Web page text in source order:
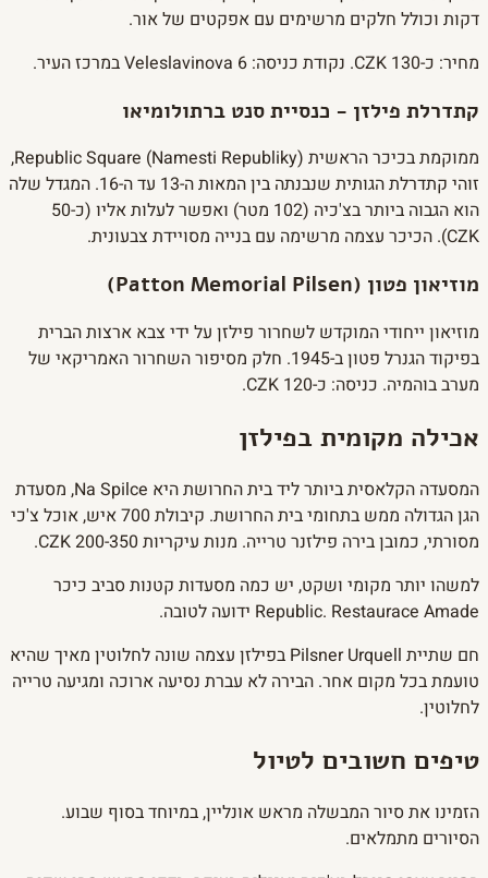
דקות וכולל חלקים מרשימים עם אפקטים של אור.
מחיר: כ-130 CZK. נקודת כניסה: Veleslavinova 6 במרכז העיר.
קתדרלת פילזן - כנסיית סנט ברתולומיאו
ממוקמת בכיכר הראשית Republic Square (Namesti Republiky),
זוהי קתדרלת הגותית שנבנתה בין המאות ה-13 עד ה-16. המגדל שלה
הוא הגבוה ביותר בצ'כיה (102 מטר) ואפשר לעלות אליו (כ-50
CZK). הכיכר עצמה מרשימה עם בנייה מסויידת צבעונית.
מוזיאון פטון (Patton Memorial Pilsen)
מוזיאון ייחודי המוקדש לשחרור פילזן על ידי צבא ארצות הברית
בפיקוד הגנרל פטון ב-1945. חלק מסיפור השחרור האמריקאי של
מערב בוהמיה. כניסה: כ-120 CZK.
אכילה מקומית בפילזן
המסעדה הקלאסית ביותר ליד בית החרושת היא Na Spilce, מסעדת
הגן הגדולה ממש בתחומי בית החרושת. קיבולת 700 איש, אוכל צ'כי
מסורתי, כמובן בירה פילזנר טרייה. מנות עיקריות 200-350 CZK.
למשהו יותר מקומי ושקט, יש כמה מסעדות קטנות סביב כיכר
Republic. Restaurace Amade ידועה לטובה.
חם שתיית Pilsner Urquell בפילזן עצמה שונה לחלוטין מאיך שהיא
טועמת בכל מקום אחר. הבירה לא עברת נסיעה ארוכה ומגיעה טרייה
לחלוטין.
טיפים חשובים לטיול
הזמינו את סיור המבשלה מראש אונליין, במיוחד בסוף שבוע.
הסיורים מתמלאים.